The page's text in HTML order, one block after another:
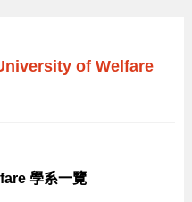
of Welfare
學系一覽